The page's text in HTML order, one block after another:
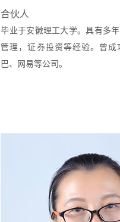
合伙人
毕业于安徽理工大学。具有多
管理，证券投资等经验。曾成
巴、网易等公司。